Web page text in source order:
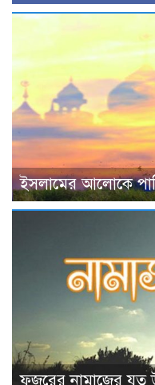
ইসলামের আলোকে
ফজরের নামাজের যত